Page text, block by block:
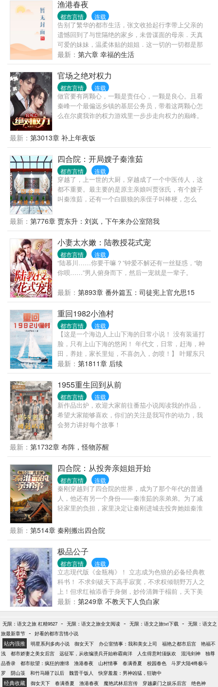
渔港春夜
都市言情 连载
告别了繁华的都市生活，张文收拾起行李带上父亲的
遗憾回到了与世隔绝的家乡，未曾谋面的母亲．天真
可爱的妹妹，温柔体贴的姐姐．这一切的一切都是那
么的陌生和熟悉. 但习惯了都市生活的他在这能习惯这
种日出而作，日落而息．听着海潮的寂寞生活吗？当
他发现这里有太多值得去发掘的乐趣时，生活也变得
精彩起来．寂寞的海潮也变成了激情的春潮． 【故事
的发生地是一个无视人伦的小渔村,咳咳】 这里的一切
都是那么的传
最新： 第六章 幸福的生活
官场之绝对权力
都市言情 连载
做官要有两颗心，一颗是责任心，一颗是良心。且看
秦峰一个最偏远乡镇的基层公务员，带着这两颗心怎
么在尔虞我诈的权力游戏里一步步走向权力的巅峰。
最新： 第3013章 补上年夜饭
四合院：开局嫂子秦淮茹
都市言情 连载
穿越了，上一世的大厨，穿越成了一个中医传人，这
都不重要。最主要的是原主亲娘叫贾张氏，有个嫂子
叫秦淮茹，还有一个白眼狼的亲侄子叫棒梗，怎么
最新： 第776章 贾东升：刘岚，下午来办公室陪我
小妻太水嫩：陆教授花式宠
都市言情 连载
“陆慕川……你要干嘛？”钟爱不解还有一丝疑惑，“吻
你呗……”男人俯身而下，然后一宠就是一辈子。
最新： 第893章 番外篇五：司徒宪上官允思15
重回1982小渔村
都市言情 连载
【这是一个海边人上山下海的日常小说！ 没有装逼打
脸，只有上山下海的悠闲！ 年代文，日常，赶海，种
田，养娃，家长里短，不喜勿入，勿喷！】 叶耀东只
是睡不着觉，想着去甲板上吹吹风，尿个尿，没想到
掉海里回到了1982年。 还是那个熟悉的小渔村，只是
他已经不是年轻时候的他了。 混账了半辈子，这回他
想好好来过的，只是怎么一个个都不相信呢…… 上辈
子没出息，这辈子他也没什么大理想大志向，只想挽
回遗憾，跟老婆好好过日子，一家子平安喜乐就好。
【说明一下，改笔名了，原来是叫“一杯冰柠檬水”，现
在改为“米饭的米”】
最新： 第1811章 后续
1955重生回到从前
都市言情 连载
新作品出炉，欢迎大家前往番茄小说阅读我的作品，
希望大家能够喜欢，你们的关注是我写作的动力，我
会努力讲好每个故事！
最新： 第1732章 布阵，怪物苏醒
四合院：从投奔亲姐姐开始
都市言情 连载
秦刚穿越到了四合院的世界，成为了那个年代的普通
人，他还有另一个身份——秦淮茹的亲弟弟。为了减
轻家里的负担，家里决定让秦刚进城去投奔她姐秦淮
路。四合院儿里，因为秦刚的到来，也发生了不小的
变化。易中海：秦刚比贾东旭适合养老。贾张氏：这
个小杂种，真是......贾东旭：他要是在敢打我，我
就.....棒梗：大舅，你能不能别打我了，我保证再也不
偷东西了。......
最新： 第514章 秦刚搬出四合院
极品公子
都市言情 连载
立志现代版《金瓶梅》！ 立志成为色狼的必备经典教
科书！ 不求剑破天下高手寂寞，不求权倾朝野万人之
上！但求红袖添香于身侧，妙伶清舞于榻前，天下美
女尽在我手，人生至此，夫复何求？？？ 先下手者妻
妾成群，后下手者光棍一个！我的最大乐趣就是让所
有鲜花插在我这朵牛粪上！而且是心甘情愿的插！
最新： 第249章 不教天下人负白家
无限：语文之旅 杠精9527 - 无限：语文之旅全文阅读 - 无限：语文之旅txt下载 - 无限：语文之
旅最新章节 - 好看的都市言情小说
站内强推 明星系列多肉小说 御女天下 办公室情事：我和美女上司 福艳之都市后宫
艳福不
浅
都市娇妻之美女后宫 远征军，从收编溃兵开始称霸南洋 人生得意时须纵欢 混沌剑神
独尊
品香录
都市欲望：疯狂的缠绵 渔港春夜 山村情事 春满香夏 校园春色
斗罗大陆4终极斗
罗
阴山箓 和竹马睡了以后 魏晋干饭人 快穿羞羞：男神凶猛，狂吻中
经典收藏 御女天下 春满香夏 渔港春夜 魔艳武林后宫传 穿越豪门之娱乐后宫
绝色神